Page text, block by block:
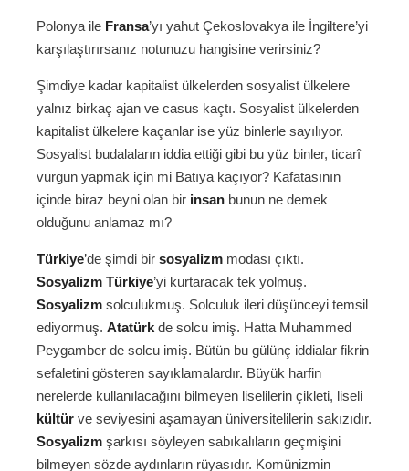
Polonya ile Fransa’yı yahut Çekoslovakya ile İngiltere’yi
karşılaştırırsanız notunuzu hangisine verirsiniz?
Şimdiye kadar kapitalist ülkelerden sosyalist ülkelere
yalnız birkaç ajan ve casus kaçtı. Sosyalist ülkelerden
kapitalist ülkelere kaçanlar ise yüz binlerle sayılıyor.
Sosyalist budalaların iddia ettiği gibi bu yüz binler, ticarî
vurgun yapmak için mi Batıya kaçıyor? Kafatasının
içinde biraz beyni olan bir insan bunun ne demek
olduğunu anlamaz mı?
Türkiye’de şimdi bir sosyalizm modası çıktı.
Sosyalizm Türkiye’yi kurtaracak tek yolmuş.
Sosyalizm solculukmuş. Solculuk ileri düşünceyi temsil
ediyormuş. Atatürk de solcu imiş. Hatta Muhammed
Peygamber de solcu imiş. Bütün bu gülünç iddialar fikrin
sefaletini gösteren sayıklamalardır. Büyük harfin
nerelerde kullanılacağını bilmeyen liselilerin çikleti, liseli
kültür ve seviyesini aşamayan üniversitelilerin sakızıdır.
Sosyalizm şarkısı söyleyen sabıkalıların geçmişini
bilmeyen sözde aydınların rüyasıdır. Komünizmin